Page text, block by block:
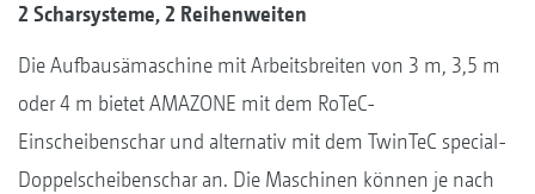
2 Scharsysteme, 2 Reihenweiten
Die Aufbausämaschine mit Arbeitsbreiten von 3 m, 3,5 m
oder 4 m bietet AMAZONE mit dem RoTeC-
Einscheibenschar und alternativ mit dem TwinTeC special-
Doppelscheibenschar an. Die Maschinen können je nach